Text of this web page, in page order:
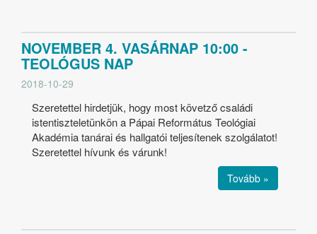
NOVEMBER 4. VASÁRNAP 10:00 -
TEOLÓGUS NAP
2018-10-29
Szeretettel hirdetjük, hogy most követző családi
istentiszteletünkön a Pápai Református Teológiai
Akadémia tanárai és hallgatói teljesítenek szolgálatot!
Szeretettel hívunk és várunk!
Tovább »